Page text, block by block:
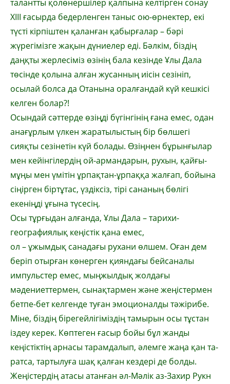
талантты қо­лөнершілер қалпына кел­тір­ген сонау
ХІІІ ғасырда бедерленген та­ныс ою-өр­нектер, екі
түсті кірпіштен қа­ланған қа­бырғалар – бәрі
жүрегімізге жа­қын дүние­лер еді. Бәлкім, біздің
даңқ­ты жерлесіміз өзінің бала кезінде Ұлы Дала
төсінде қо­лына алған жусанның иісін сезініп,
осылай бол­са да Отанына орал­ғандай күй кешкісі
кел­ген болар?!
Осындай сәттерде өзіңді бүгінгінің ға­на емес, одан
анағұрлым үлкен жара­ты­лыс­тың бір бөлшегі
сияқты сезінетін күй бо­лады. Өзіңнен бұрынғылар
мен кейін­гі­лердің ой-армандарын, рухын, қай­ғы-
мұңы мен үмітін ұрпақтан-ұрпақ­қа жалғап, бойына
сіңірген біртұтас, үз­дік­сіз, тірі са­на­ның бөлігі
екеніңді ұғы­на түсесің.
Осы тұрғыдан алғанда, Ұлы Дала – та­ри­хи-
географиялық кеңістік қана емес,
ол – ұжымдық санадағы рухани өл­шем. Оған дем
беріп отырған көнерген қияндағы бейсаналы
импульстер емес, мыңжылдық жолдағы
мәдениеттермен, сынақтармен және жеңістермен
бетпе-бет келгенде туған эмоционалды тәжі­ри­бе.
Міне, біздің бірегейлігіміздің та­мы­рын осы тұстан
іздеу керек. Көптеген ға­сыр бойы бұл жанды
кеңістіктің ар­насы тарамдалып, әлемге жаңа қан та­
рат­са, тартылуға шақ қалған кездері де болды.
Жеңістердің атасы атан­ған әл-Мә­лік аз-Захир Рукн